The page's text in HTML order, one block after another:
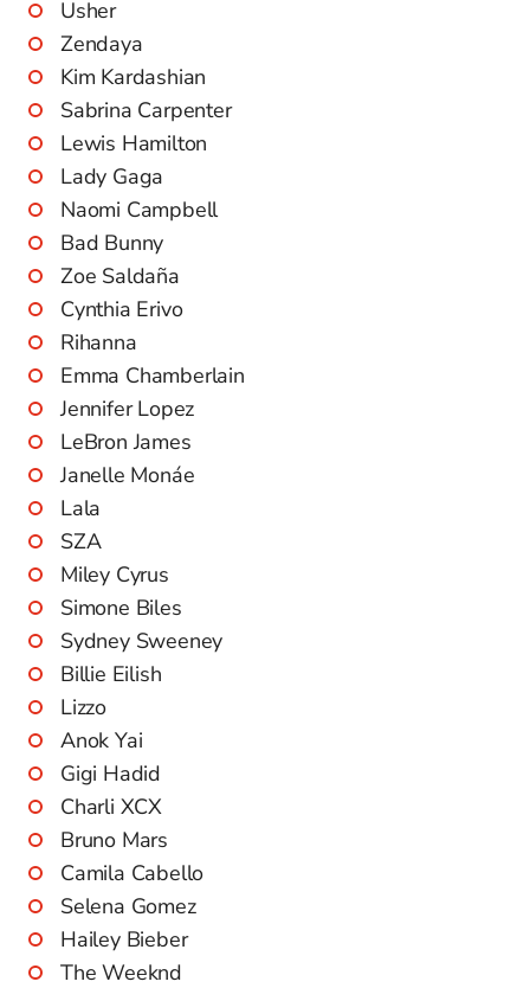
Usher
Zendaya
Kim Kardashian
Sabrina Carpenter
Lewis Hamilton
Lady Gaga
Naomi Campbell
Bad Bunny
Zoe Saldaña
Cynthia Erivo
Rihanna
Emma Chamberlain
Jennifer Lopez
LeBron James
Janelle Monáe
Lala
SZA
Miley Cyrus
Simone Biles
Sydney Sweeney
Billie Eilish
Lizzo
Anok Yai
Gigi Hadid
Charli XCX
Bruno Mars
Camila Cabello
Selena Gomez
Hailey Bieber
The Weeknd